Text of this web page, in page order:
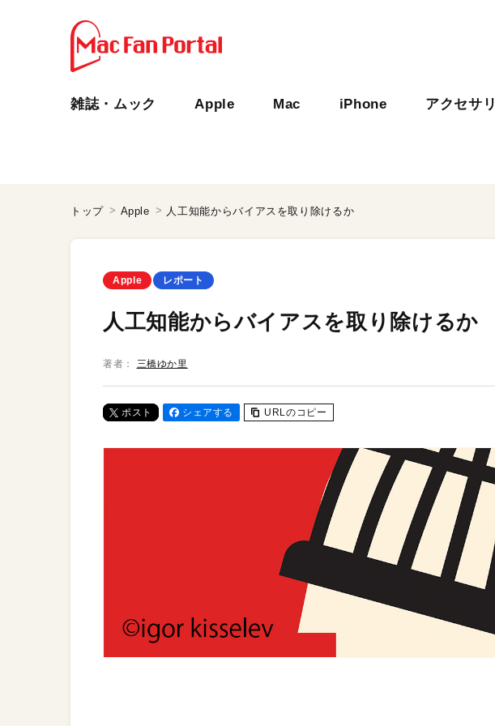
雑誌・ムック Apple Mac iPhone アクセサリ
トップ Apple 人工知能からバイアスを取り除けるか
Apple レポート
人工知能からバイアスを取り除けるか
著者： 三橋ゆか里
ポスト シェアする URLのコピー